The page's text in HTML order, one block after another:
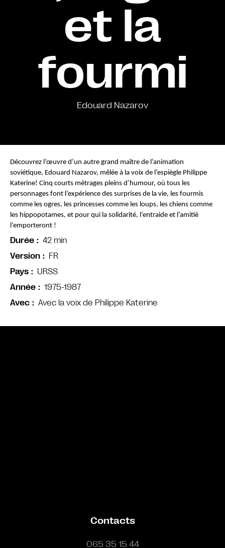
et la
fourmi
Edouard Nazarov
Avec Avec la voix de Philippe Katerine
Découvrez l’œuvre d’un autre grand maître de l’animation
soviétique, Edouard Nazarov, mêlée à la voix de l’espiègle Philippe
Katerine! Cinq courts métrages pleins d’humour, où tous les
personnages font l’expérience des surprises de la vie, les fourmis
comme les ogres, les princesses comme les loups, les chiens comme
les hippopotames, et pour qui la solidarité, l’entraide et l’amitié
l’emporteront !
Durée
42 min
Version
FR
Pays
URSS
Année
1975-1987
Contacts
065 35 15 44